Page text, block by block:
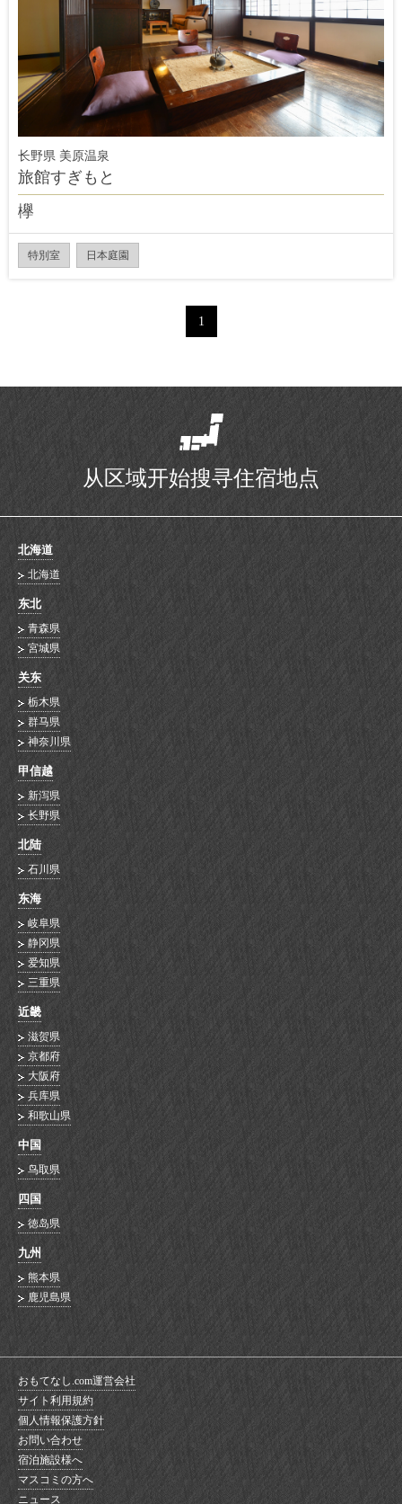
长野県 美原温泉
旅館すぎもと
欅
特別室 日本庭園
1
从区域开始搜寻住宿地点
北海道
北海道
东北
青森県
宮城県
关东
栃木県
群马県
神奈川県
甲信越
新泻県
长野県
北陆
石川県
东海
岐阜県
静冈県
爱知県
三重県
近畿
滋贺県
京都府
大阪府
兵库県
和歌山県
中国
鸟取県
四国
徳岛県
九州
熊本県
鹿児島県
おもてなし.com運営会社
サイト利用規約
個人情報保護方針
お問い合わせ
宿泊施設様へ
マスコミの方へ
ニュース